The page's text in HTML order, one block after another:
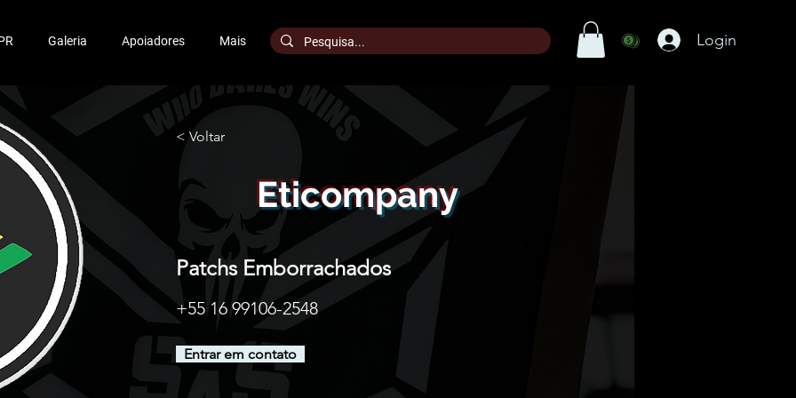
Galeria Apoiadores Mais Login
< Voltar
Eticompany
Patchs Emborrachados
+55 16 99106-2548
Entrar em contato